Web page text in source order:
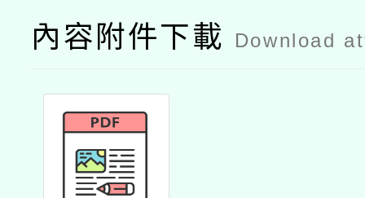
內容附件下載 Download